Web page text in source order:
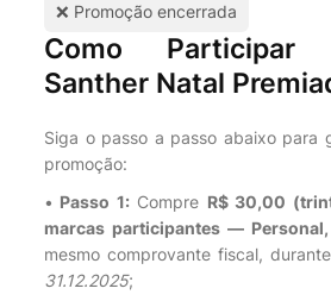
❌ Promoção encerrada
Como Participar
Santher Natal
Siga o passo a passo abaixo para
promoção:
Passo 1: Compre R$ 30,00
marcas participantes —
mesmo comprovante fiscal,
31.12.2025;